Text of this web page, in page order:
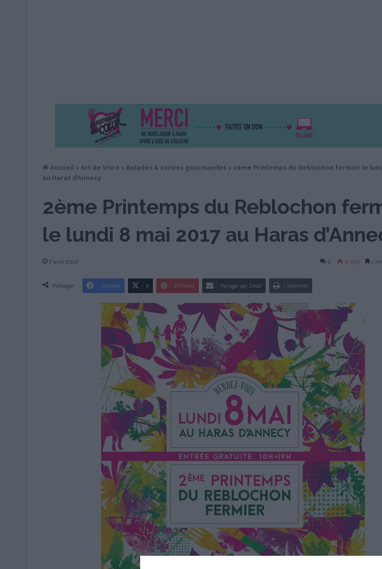
Accueil > Art de Vivre > Balades & sorties gourmandes > 2ème Printemps du Reblochon fermier le
au Haras d’Annecy
2ème Printemps du Reblochon
le lundi 8 mai 2017 au Haras
7 avril 2017 0 6 025 1
Partager Facebook X Pinterest Partager par Email Imprimer